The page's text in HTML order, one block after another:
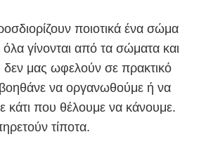
ποιοτικά ένα σώμα
όλα γίνονται από τα σώματα και
δεν μας ωφελούν σε πρακτικό
να οργανωθούμε ή να
κάτι που θέλουμε να κάνουμε.
τίποτα.